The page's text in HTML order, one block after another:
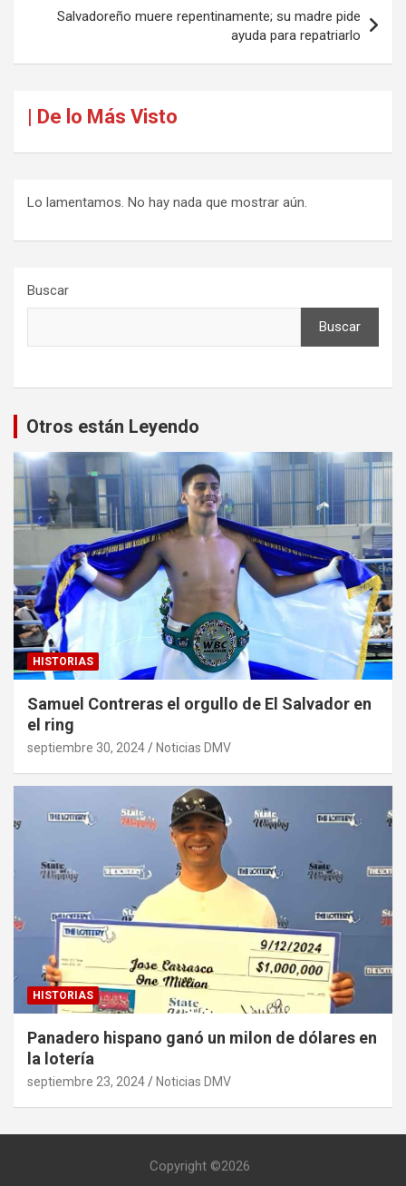
Salvadoreño muere repentinamente; su madre pide
ayuda para repatriarlo
| De lo Más Visto
Lo lamentamos. No hay nada que mostrar aún.
Buscar
Buscar
Otros están Leyendo
HISTORIAS
Samuel Contreras el orgullo de El Salvador en
el ring
septiembre 30, 2024 Noticias DMV
HISTORIAS
Panadero hispano ganó un milon de dólares en
la lotería
septiembre 23, 2024 Noticias DMV
Copyright ©2026